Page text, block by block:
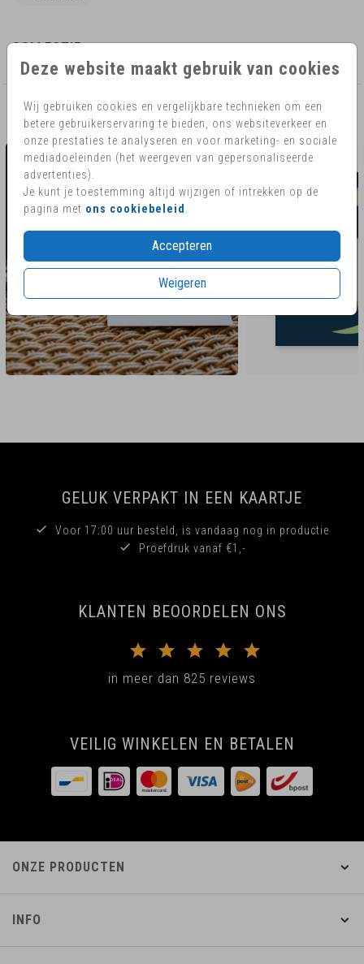
Deze website maakt gebruik van cookies
Wij gebruiken cookies en vergelijkbare technieken om een
betere gebruikerservaring te bieden, ons websiteverkeer en
onze prestaties te analyseren en voor marketing- en sociale
mediadoeleinden (het weergeven van gepersonaliseerde
advertenties).
Je kunt je toestemming altijd wijzigen of intrekken op de
pagina met ons cookiebeleid
Accepteren
Weigeren
COLLECTIE
AANBEVOLEN
GELUK VERPAKT IN EEN KAARTJE
Voor 17:00 uur besteld, is vandaag nog in productie
Proefdruk vanaf €1,-
KLANTEN BEOORDELEN ONS
in meer dan 825 reviews
VEILIG WINKELEN EN BETALEN
ONZE PRODUCTEN
INFO